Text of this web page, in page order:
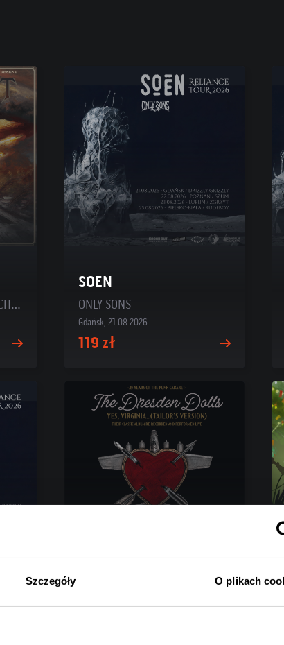
Szczegóły O plikach
ARMORED SAINT + METAL CHURCH
SOEN
ONLY SONS
Gdańsk, 21.08.2026
119 zł